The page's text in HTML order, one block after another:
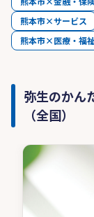
熊本市×サービス
熊本市×医療・福祉
弥生のかん
（全国）